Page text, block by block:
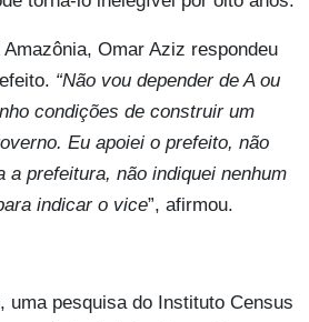
Omar Aziz respondeu
“Não vou depender de A ou
condições de construir um
Eu apoiei o prefeito, não
a prefeitura, não indiquei nenhum
indicar o vice”, afirmou.
uma pesquisa do Instituto Census